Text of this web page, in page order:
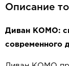
Описание
Диван КОМО:
современного